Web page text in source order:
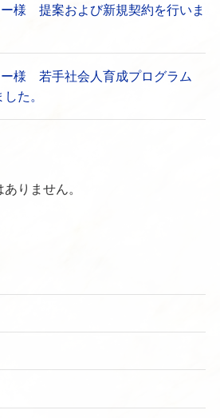
様 提案および新規契約を行いま
様 若手社会人育成プログラム
た。
りません。